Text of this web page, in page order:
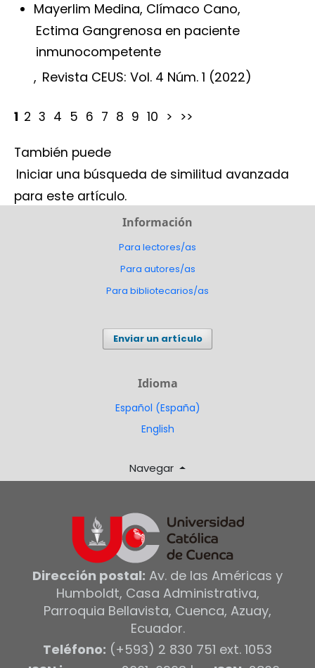
Mayerlim Medina, Clímaco Cano,
Ectima Gangrenosa en paciente
inmunocompetente
, Revista CEUS: Vol. 4 Núm. 1 (2022)
1 2 3 4 5 6 7 8 9 10 > >>
También puede
Iniciar una búsqueda de similitud avanzada
para este artículo.
Información
Para lectores/as
Para autores/as
Para bibliotecarios/as
Enviar un artículo
Idioma
Español (España)
English
Navegar
Dirección postal: Av. de las Américas y
Humboldt, Casa Administrativa,
Parroquia Bellavista, Cuenca, Azuay,
Ecuador.
Teléfono: (+593) 2 830 751 ext. 1053